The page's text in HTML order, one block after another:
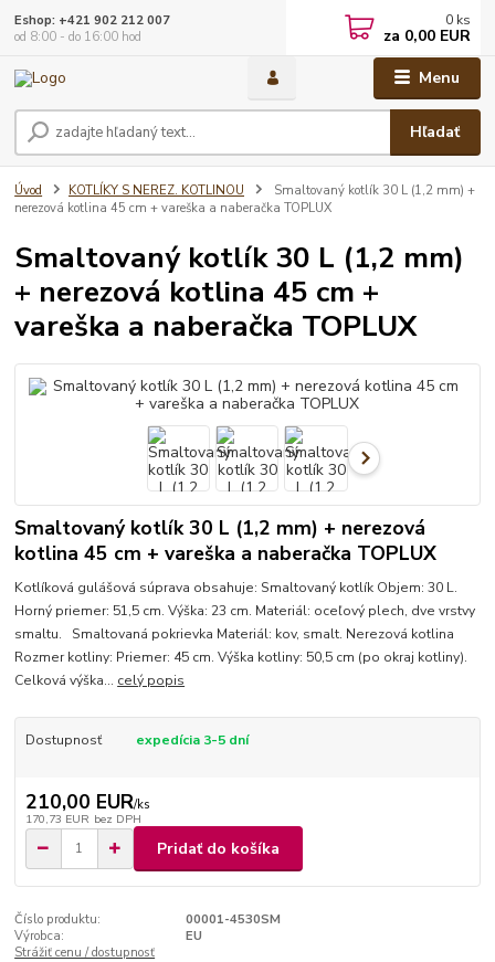
Menu
Hľadať
Eshop: +421 902 212 007
od 8:00 - do 16:00 hod
0 ks
za 0,00 EUR
Úvod KOTLÍKY S NEREZ. KOTLINOU
Smaltovaný kotlík 30 L (1,2 mm) +
nerezová kotlina 45 cm + vareška a naberačka TOPLUX
Smaltovaný kotlík 30 L (1,2 mm)
+ nerezová kotlina 45 cm +
vareška a naberačka TOPLUX
Smaltovaný kotlík 30 L (1,2 mm) + nerezová
kotlina 45 cm + vareška a naberačka TOPLUX
Kotlíková gulášová súprava obsahuje: Smaltovaný kotlík Objem: 30 L.
Horný priemer: 51,5 cm. Výška: 23 cm. Materiál: oceľový plech, dve vrstvy
smaltu. Smaltovaná pokrievka Materiál: kov, smalt. Nerezová kotlina
Rozmer kotliny: Priemer: 45 cm. Výška kotliny: 50,5 cm (po okraj kotliny).
Celková výška... celý popis
Dostupnosť expedícia 3-5 dní
210,00 EUR/ks
170,73 EUR bez DPH
Pridať do košíka
Číslo produktu:
00001-4530SM
Výrobca:
EU
Strážiť cenu / dostupnosť